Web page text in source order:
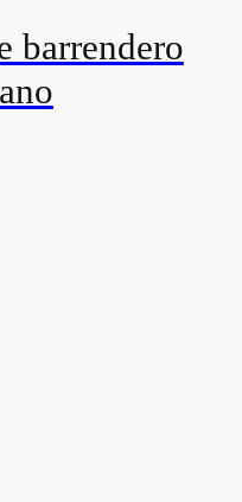
barrendero